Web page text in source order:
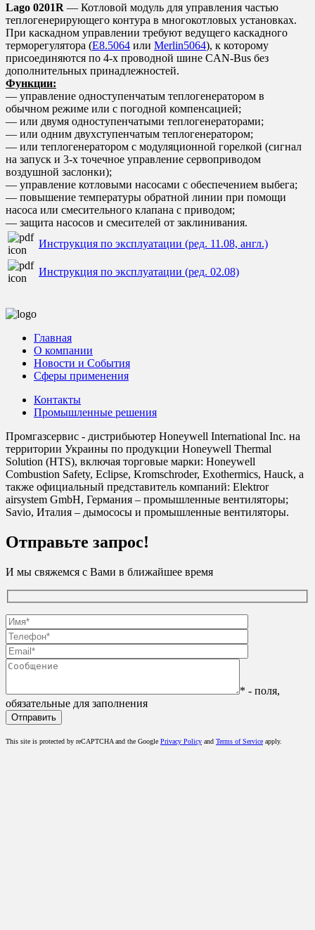
Lago 0201R — Котловой модуль для управления частью
теплогенерирующего контура в многокотловых установках.
При каскадном управлении требуют ведущего каскадного
терморегулятора (Е8.5064 или Merlin5064), к которому
присоединяются по 4-х проводной шине CAN-Bus без
дополнительных принадлежностей.
Функции:
— управление одноступенчатым теплогенератором в
обычном режиме или с погодной компенсацией;
— или двумя одноступенчатыми теплогенераторами;
— или одним двухступенчатым теплогенератором;
— или теплогенератором с модуляционной горелкой (сигнал
на запуск и 3-х точечное управление сервоприводом
воздушной заслонки);
— управление котловыми насосами с обеспечением выбега;
— повышение температуры обратной линии при помощи
насоса или смесительного клапана с приводом;
— защита насосов и смесителей от заклинивания.
Инструкция по эксплуатации (ред. 11.08, англ.)
Инструкция по эксплуатации (ред. 02.08)
Главная
О компании
Новости и События
Сферы применения
Контакты
Промышленные решения
Промгазсервис - дистрибьютер Honeywell International Inc. на
территории Украины по продукции Honeywell Thermal
Solution (HTS), включая торговые марки: Honeywell
Combustion Safety, Eclipse, Kromschroder, Exothermics, Hauck, а
также официальный представитель компаний: Elektror
airsystem GmbH, Германия – промышленные вентиляторы;
Savio, Италия – дымососы и промышленные вентиляторы.
Отправьте запрос!
И мы свяжемся с Вами в ближайшее время
* - поля,
обязательные для заполнения
This site is protected by reCAPTCHA and the Google Privacy Policy and Terms of Service apply.